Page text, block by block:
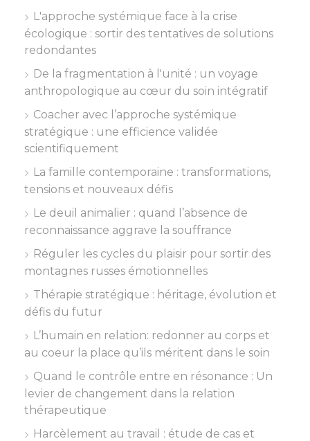
L'approche systémique face à la crise
écologique : sortir des tentatives de solutions
redondantes
De la fragmentation à l'unité : un voyage
anthropologique au cœur du soin intégratif
Coacher avec l’approche systémique
stratégique : une efficience validée
scientifiquement
La famille contemporaine : transformations,
tensions et nouveaux défis
Le deuil animalier : quand l’absence de
reconnaissance aggrave la souffrance
Réguler les cycles du plaisir pour sortir des
montagnes russes émotionnelles
Thérapie stratégique : héritage, évolution et
défis du futur
L’humain en relation: redonner au corps et
au coeur la place qu’ils méritent dans le soin
Quand le contrôle entre en résonance : Un
levier de changement dans la relation
thérapeutique
Harcèlement au travail : étude de cas et